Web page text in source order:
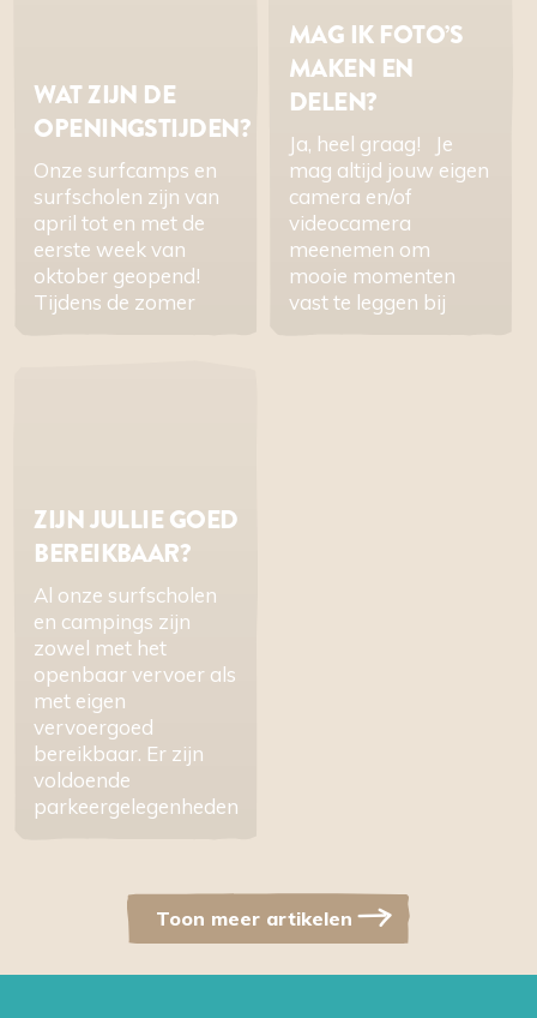
WAT ZIJN DE
OPENINGSTIJDEN?
Onze surfcamps en
surfscholen zijn van
april tot en met de
eerste week van
oktober geopend!
Tijdens de zomer
MAG IK FOTO’S
MAKEN EN
DELEN?
Ja, heel graag! Je
mag altijd jouw eigen
camera en/of
videocamera
meenemen om
mooie momenten
vast te leggen bij
ZIJN JULLIE GOED
BEREIKBAAR?
Al onze surfscholen
en campings zijn
zowel met het
openbaar vervoer als
met eigen
vervoergoed
bereikbaar. Er zijn
voldoende
parkeergelegenheden
Toon meer artikelen